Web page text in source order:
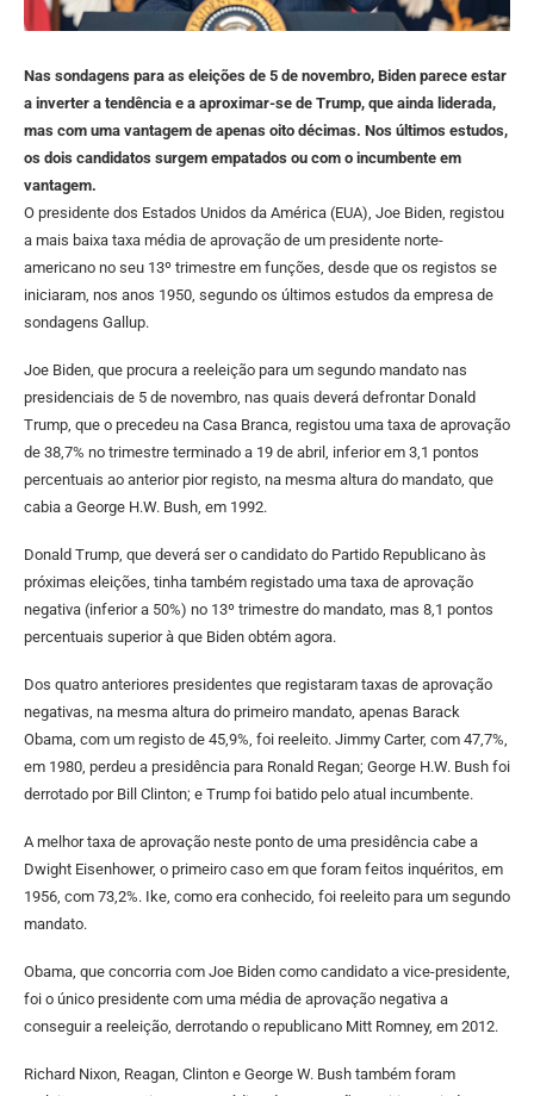
Nas sondagens para as eleições de 5 de novembro, Biden parece estar
a inverter a tendência e a aproximar-se de Trump, que ainda liderada,
mas com uma vantagem de apenas oito décimas. Nos últimos estudos,
os dois candidatos surgem empatados ou com o incumbente em
vantagem.
O presidente dos Estados Unidos da América (EUA), Joe Biden, registou
a mais baixa taxa média de aprovação de um presidente norte-
americano no seu 13º trimestre em funções, desde que os registos se
iniciaram, nos anos 1950, segundo os últimos estudos da empresa de
sondagens Gallup.
Joe Biden, que procura a reeleição para um segundo mandato nas
presidenciais de 5 de novembro, nas quais deverá defrontar Donald
Trump, que o precedeu na Casa Branca, registou uma taxa de aprovação
de 38,7% no trimestre terminado a 19 de abril, inferior em 3,1 pontos
percentuais ao anterior pior registo, na mesma altura do mandato, que
cabia a George H.W. Bush, em 1992.
Donald Trump, que deverá ser o candidato do Partido Republicano às
próximas eleições, tinha também registado uma taxa de aprovação
negativa (inferior a 50%) no 13º trimestre do mandato, mas 8,1 pontos
percentuais superior à que Biden obtém agora.
Dos quatro anteriores presidentes que registaram taxas de aprovação
negativas, na mesma altura do primeiro mandato, apenas Barack
Obama, com um registo de 45,9%, foi reeleito. Jimmy Carter, com 47,7%,
em 1980, perdeu a presidência para Ronald Regan; George H.W. Bush foi
derrotado por Bill Clinton; e Trump foi batido pelo atual incumbente.
A melhor taxa de aprovação neste ponto de uma presidência cabe a
Dwight Eisenhower, o primeiro caso em que foram feitos inquéritos, em
1956, com 73,2%. Ike, como era conhecido, foi reeleito para um segundo
mandato.
Obama, que concorria com Joe Biden como candidato a vice-presidente,
foi o único presidente com uma média de aprovação negativa a
conseguir a reeleição, derrotando o republicano Mitt Romney, em 2012.
Richard Nixon, Reagan, Clinton e George W. Bush também foram